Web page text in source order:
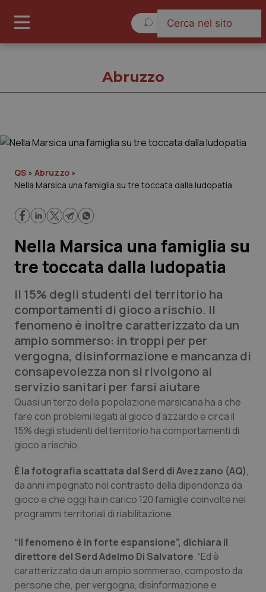
Cronache
Lavoro e Professioni
Scienza e Farmaci
Studi e Analisi
Lettere al direttore
Edizioni Regionali
QS Pro
Professionisti Sanitari.AI
Abruzzo
Basilicata
Calabria
Campania
QS Pro Gold
Artrite & artrosi
Asma & BPCO
Car-T
QS Club Newsletter
Abruzzo
QS » Abruzzo »
Nella Marsica una famiglia su tre toccata dalla ludopatia
Nella Marsica una famiglia su
tre toccata dalla ludopatia
Il 15% degli studenti del territorio ha
comportamenti di gioco a rischio. Il
fenomeno è inoltre caratterizzato da un
ampio sommerso: in troppi per per
vergogna, disinformazione e mancanza di
consapevolezza non si rivolgono ai
servizio sanitari per farsi aiutare
Quasi un terzo della popolazione marsicana ha a che
fare con problemi legati al gioco d’azzardo e circa il
15% degli studenti del territorio ha comportamenti di
gioco a rischio.
È la fotografia scattata dal Serd di Avezzano (AQ),
da anni impegnato nel contrasto della dipendenza da
gioco e che oggi ha in carico 120 famiglie coinvolte nei
programmi territoriali di riabilitazione.
“Il fenomeno è in forte espansione”, dichiara il
direttore del Serd Adelmo Di Salvatore. “Ed è
caratterizzato da un ampio sommerso, composto da
persone che, per vergogna, disinformazione e